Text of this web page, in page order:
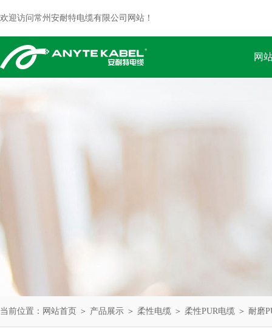
欢迎访问常州安耐特电缆有限公司网站！
网
当前位置： 网站首页 ＞ 产品展示 ＞ 柔性电缆 ＞ 柔性PUR电缆 ＞ 耐磨